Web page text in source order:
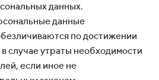
данных.
данные
по достижении
случае утраты необходимости
если иное не